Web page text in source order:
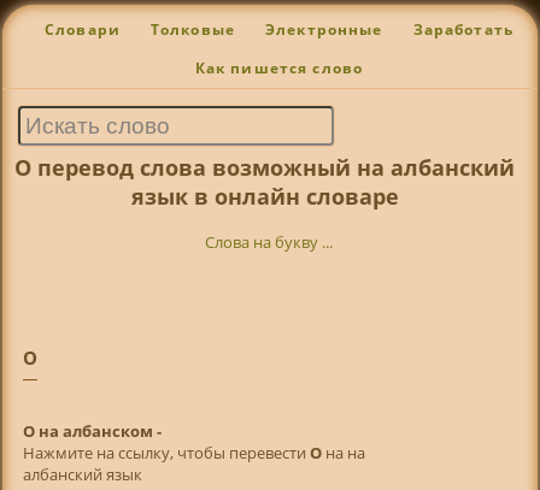
Словари Толковые Электронные Заработать
Как пишется слово
О перевод слова возможный на албанский
язык в онлайн словаре
Слова на букву ...
О
О на албанском -
Нажмите на ссылку, чтобы перевести Она на
албанский язык